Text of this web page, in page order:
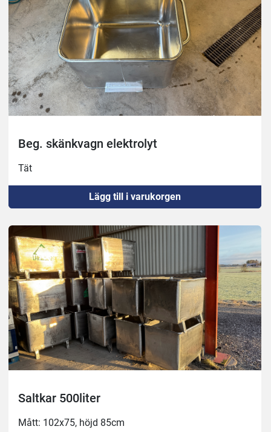
Beg. skänkvagn elektrolyt
Tät
Lägg till i varukorgen
Saltkar 500liter
Mått: 102x75, höjd 85cm